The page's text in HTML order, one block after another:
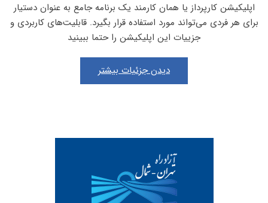
اپلیکیشن کارپرداز یا همان کارمند یک برنامه جامع به عنوان دستیار
برای هر فردی می‌تواند مورد استفاده قرار بگیرد. قابلیت‌های کاربردی و
جزيیات این اپلیکیشن را حتما ببینید
دیدن جزئیات بیشتر